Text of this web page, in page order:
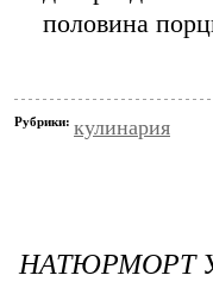
половина
Рубрики: кулинария
НАТЮРМОРТ